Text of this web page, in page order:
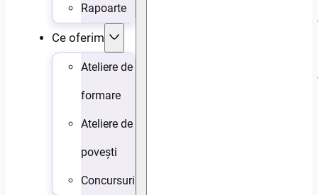
Rapoarte
Ce oferim
Ateliere de
formare
Ateliere de
povești
Concursuri